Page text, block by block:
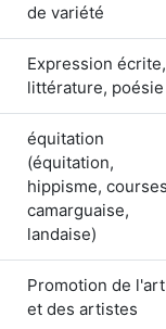
de variété
Expression écrite,
littérature, poésie
équitation
(équitation,
hippisme,
camarguaise,
landaise)
Promotion de l'art
et des artistes